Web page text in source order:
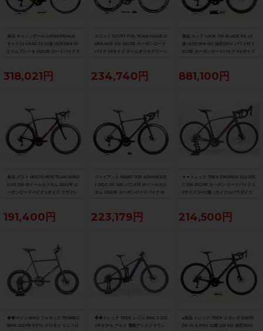
美品 キャノンデール CANNONDALE
キャド13 CAAD 13 12速 ULTEGRA Di
2 リムブレーキ 2021年 ロードバイク 5
318,021円
スコット SCOTT FOIL TEAM ISSUE D
URA-ACE Di2 2013年 カーボンロード
バイク 54サイズ チームオリカグリーン
234,740円
美品 ルック LOOK 795 BLADE RS 12
速 ULTEGRA Di2 油圧DISC パワメ付 2
023年 カーボンロードバイク XSサイズ
881,100円
美品 グスト GUSTO RCR TEAN DURO
EVO 105 ホイールカスタム 2021年 カ
ーボンロードバイク Lサイズ ラヴァレ
191,400円
ジャイアント GIANT TCR ADVANCED
2 DISC SE 105 パワメ付 ホイールカス
タム 2021年 カーボンロードバイク M
223,179円
▼▼トレック TREK EMONDA SL5 DIS
C 105 2023年 カーボン ロードバイク 5
0サイズ 2×11速（サイクルパラダイス
214,500円
◆◆マジィ MASI フェネック FENNEC
MEN 2023年モデル クロモリ ミニベロ
◆◆トレック TREK レイル RAIL 5 202
1年モデル アルミ 電動アシストマウン
●美品 トレック TREK エモンダ EMON
DA SL 6 PRO 12速 105 Di2 油圧DISC